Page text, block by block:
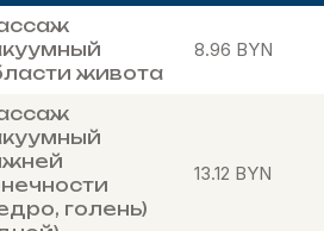
живота
8.96 BYN
голень)
13.12 BYN